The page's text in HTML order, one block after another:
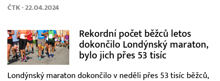
ČTK - 22.04.2024
Rekordní počet běžců letos
dokončilo Londýnský maraton,
bylo jich přes 53 tisíc
Londýnský maraton dokončilo v neděli přes 53 tisíc běžců,